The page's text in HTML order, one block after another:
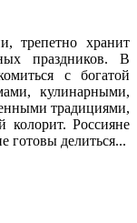
трепетно хранит
праздников. В
с богатой
кулинарными,
традициями,
колорит. Россияне
готовы делиться...